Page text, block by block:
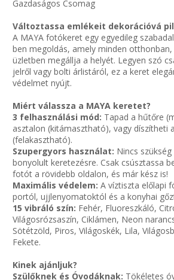
Gazdaságos Csomag
Változtassa emlékeit dekorációvá
A MAYA fotókeret egy egyedileg
ben megoldás, amely minden
üzletben megállja a helyét. Legyen szó
jelről vagy bolti árlistáról, ez a keret
védelmet nyújt.
Miért válassza a MAYA keretet?
3 felhasználási mód: Tapad a hűtőre
asztalon (kitámasztható), vagy díszítheti
(felakasztható).
Szupergyors használat: Nincs
bonyolult keretezésre. Csak csúsztassa
fotót a rövidebb oldalon, és már kész is!
Maximális védelem:A víztiszta előlapi
portól, ujjlenyomatoktól és a konyhai
15 vibráló szín: Fehér, Fluoreszkáló,
Világosrózsaszín, Ciklámen, Neon
Sötétzöld, Piros, Világoskék, Lila,
Fekete.
Kinek ajánljuk?
Szülőknek és Óvodáknak: Tökéletes